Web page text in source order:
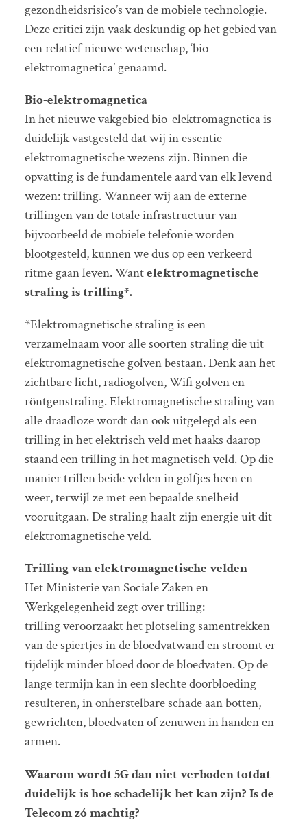
gezondheidsrisico’s van de mobiele technologie.
Deze critici zijn vaak deskundig op het gebied van
een relatief nieuwe wetenschap, ‘bio-
elektromagnetica’ genaamd.
Bio-elektromagnetica
In het nieuwe vakgebied bio-elektromagnetica is
duidelijk vastgesteld dat wij in essentie
elektromagnetische wezens zijn. Binnen die
opvatting is de fundamentele aard van elk levend
wezen: trilling. Wanneer wij aan de externe
trillingen van de totale infrastructuur van
bijvoorbeeld de mobiele telefonie worden
blootgesteld, kunnen we dus op een verkeerd
ritme gaan leven. Wantelektromagnetische
straling is trilling*.
*Elektromagnetische straling is een
verzamelnaam voor alle soorten straling die uit
elektromagnetische golven bestaan. Denk aan het
zichtbare licht, radiogolven, Wifi golven en
röntgenstraling. Elektromagnetische straling van
alle draadloze wordt dan ook uitgelegd als een
trilling in het elektrisch veld met haaks daarop
staand een trilling in het magnetisch veld. Op die
manier trillen beide velden in golfjes heen en
weer, terwijl ze met een bepaalde snelheid
vooruitgaan. De straling haalt zijn energie uit dit
elektromagnetische veld.
Trilling van elektromagnetische velden
Het Ministerie van Sociale Zaken en
Werkgelegenheid zegt over trilling:
trilling veroorzaakt het plotseling samentrekken
van de spiertjes in de bloedvatwand en stroomt er
tijdelijk minder bloed door de bloedvaten. Op de
lange termijn kan in een slechte doorbloeding
resulteren, in onherstelbare schade aan botten,
gewrichten, bloedvaten of zenuwen in handen en
armen.
Waarom wordt 5G dan niet verboden totdat
duidelijk is hoe schadelijk het kan zijn? Is de
Telecom zó machtig?